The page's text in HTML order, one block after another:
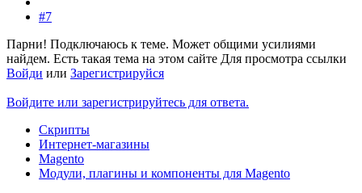
#7
Парни! Подключаюсь к теме. Может общими усилиями
найдем. Есть такая тема на этом сайте Для просмотра ссылки
Войди или Зарегистрируйся
Войдите или зарегистрируйтесь для ответа.
Скрипты
Интернет-магазины
Magento
Модули, плагины и компоненты для Magento